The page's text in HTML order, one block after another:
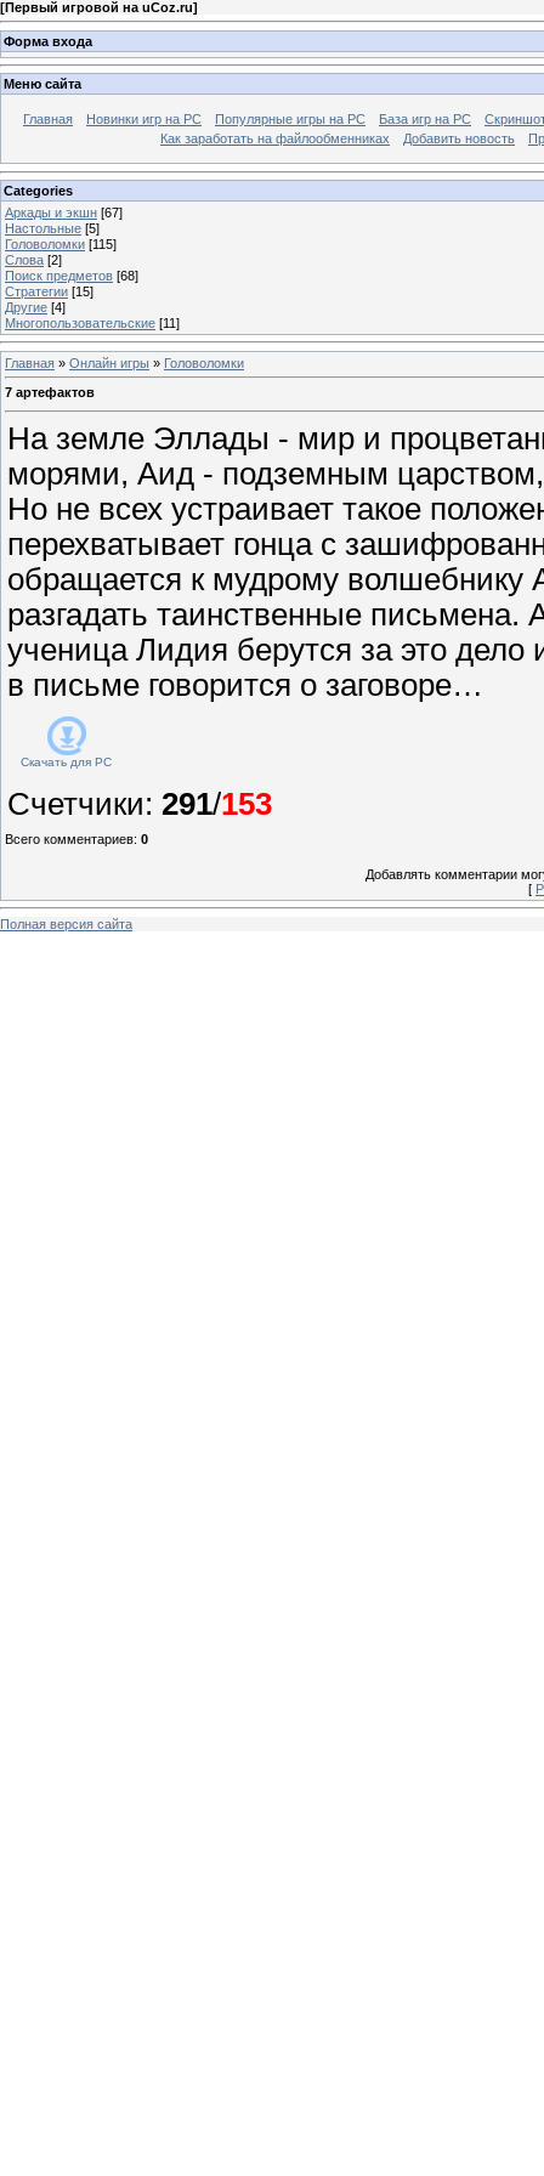
[Первый игровой на uCoz.ru]
Форма входа
Меню сайта
Главная Новинки игр на PC Популярные игры на PC База игр на РС
Как заработать на файлообменниках
Добавить новость
Categories
Аркады и экшн [67]
Настольные [5]
Головоломки [115]
Слова [2]
Поиск предметов [68]
Стратегии [15]
Другие [4]
Многопользовательские [11]
Главная » Онлайн игры » Головоломки
7 артефактов
На земле Эллады - мир и
морями, Аид - подземным
Но не всех устраивает такое
перехватывает гонца с
обращается к мудрому волшебнику
разгадать таинственные письмена.
ученица Лидия берутся за это дело
в письме говорится о заговоре…
Скачать для PC
Счетчики: 291/153
Всего комментариев: 0
Добавлять комментарии
[
Полная версия сайта